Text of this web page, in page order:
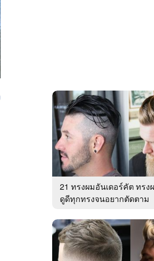
21 ทรงผมอันเดอร์คัต ทรง
ดูดีทุกทรงจนอยากตัดตาม